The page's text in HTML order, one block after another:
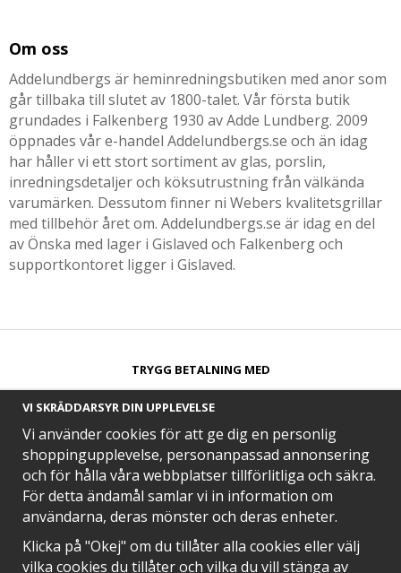
Om oss
Addelundbergs är heminredningsbutiken med anor som
går tillbaka till slutet av 1800-talet. Vår första butik
grundades i Falkenberg 1930 av Adde Lundberg. 2009
öppnades vår e-handel Addelundbergs.se och än idag
har håller vi ett stort sortiment av glas, porslin,
inredningsdetaljer och köksutrustning från välkända
varumärken. Dessutom finner ni Webers kvalitetsgrillar
med tillbehör året om. Addelundbergs.se är idag en del
av Önska med lager i Gislaved och Falkenberg och
supportkontoret ligger i Gislaved.
TRYGG BETALNING MED​
SNABB LEVERANS MED
VI SKRÄDDARSYR DIN UPPLEVELSE
Vi använder cookies för att ge dig en personlig
shoppingupplevelse, personanpassad annonsering
och för hålla våra webbplatser tillförlitliga och säkra.
För detta ändamål samlar vi in information om
användarna, deras mönster och deras enheter.
Klicka på "Okej" om du tillåter alla cookies eller välj
vilka cookies du tillåter och vilka du vill stänga av